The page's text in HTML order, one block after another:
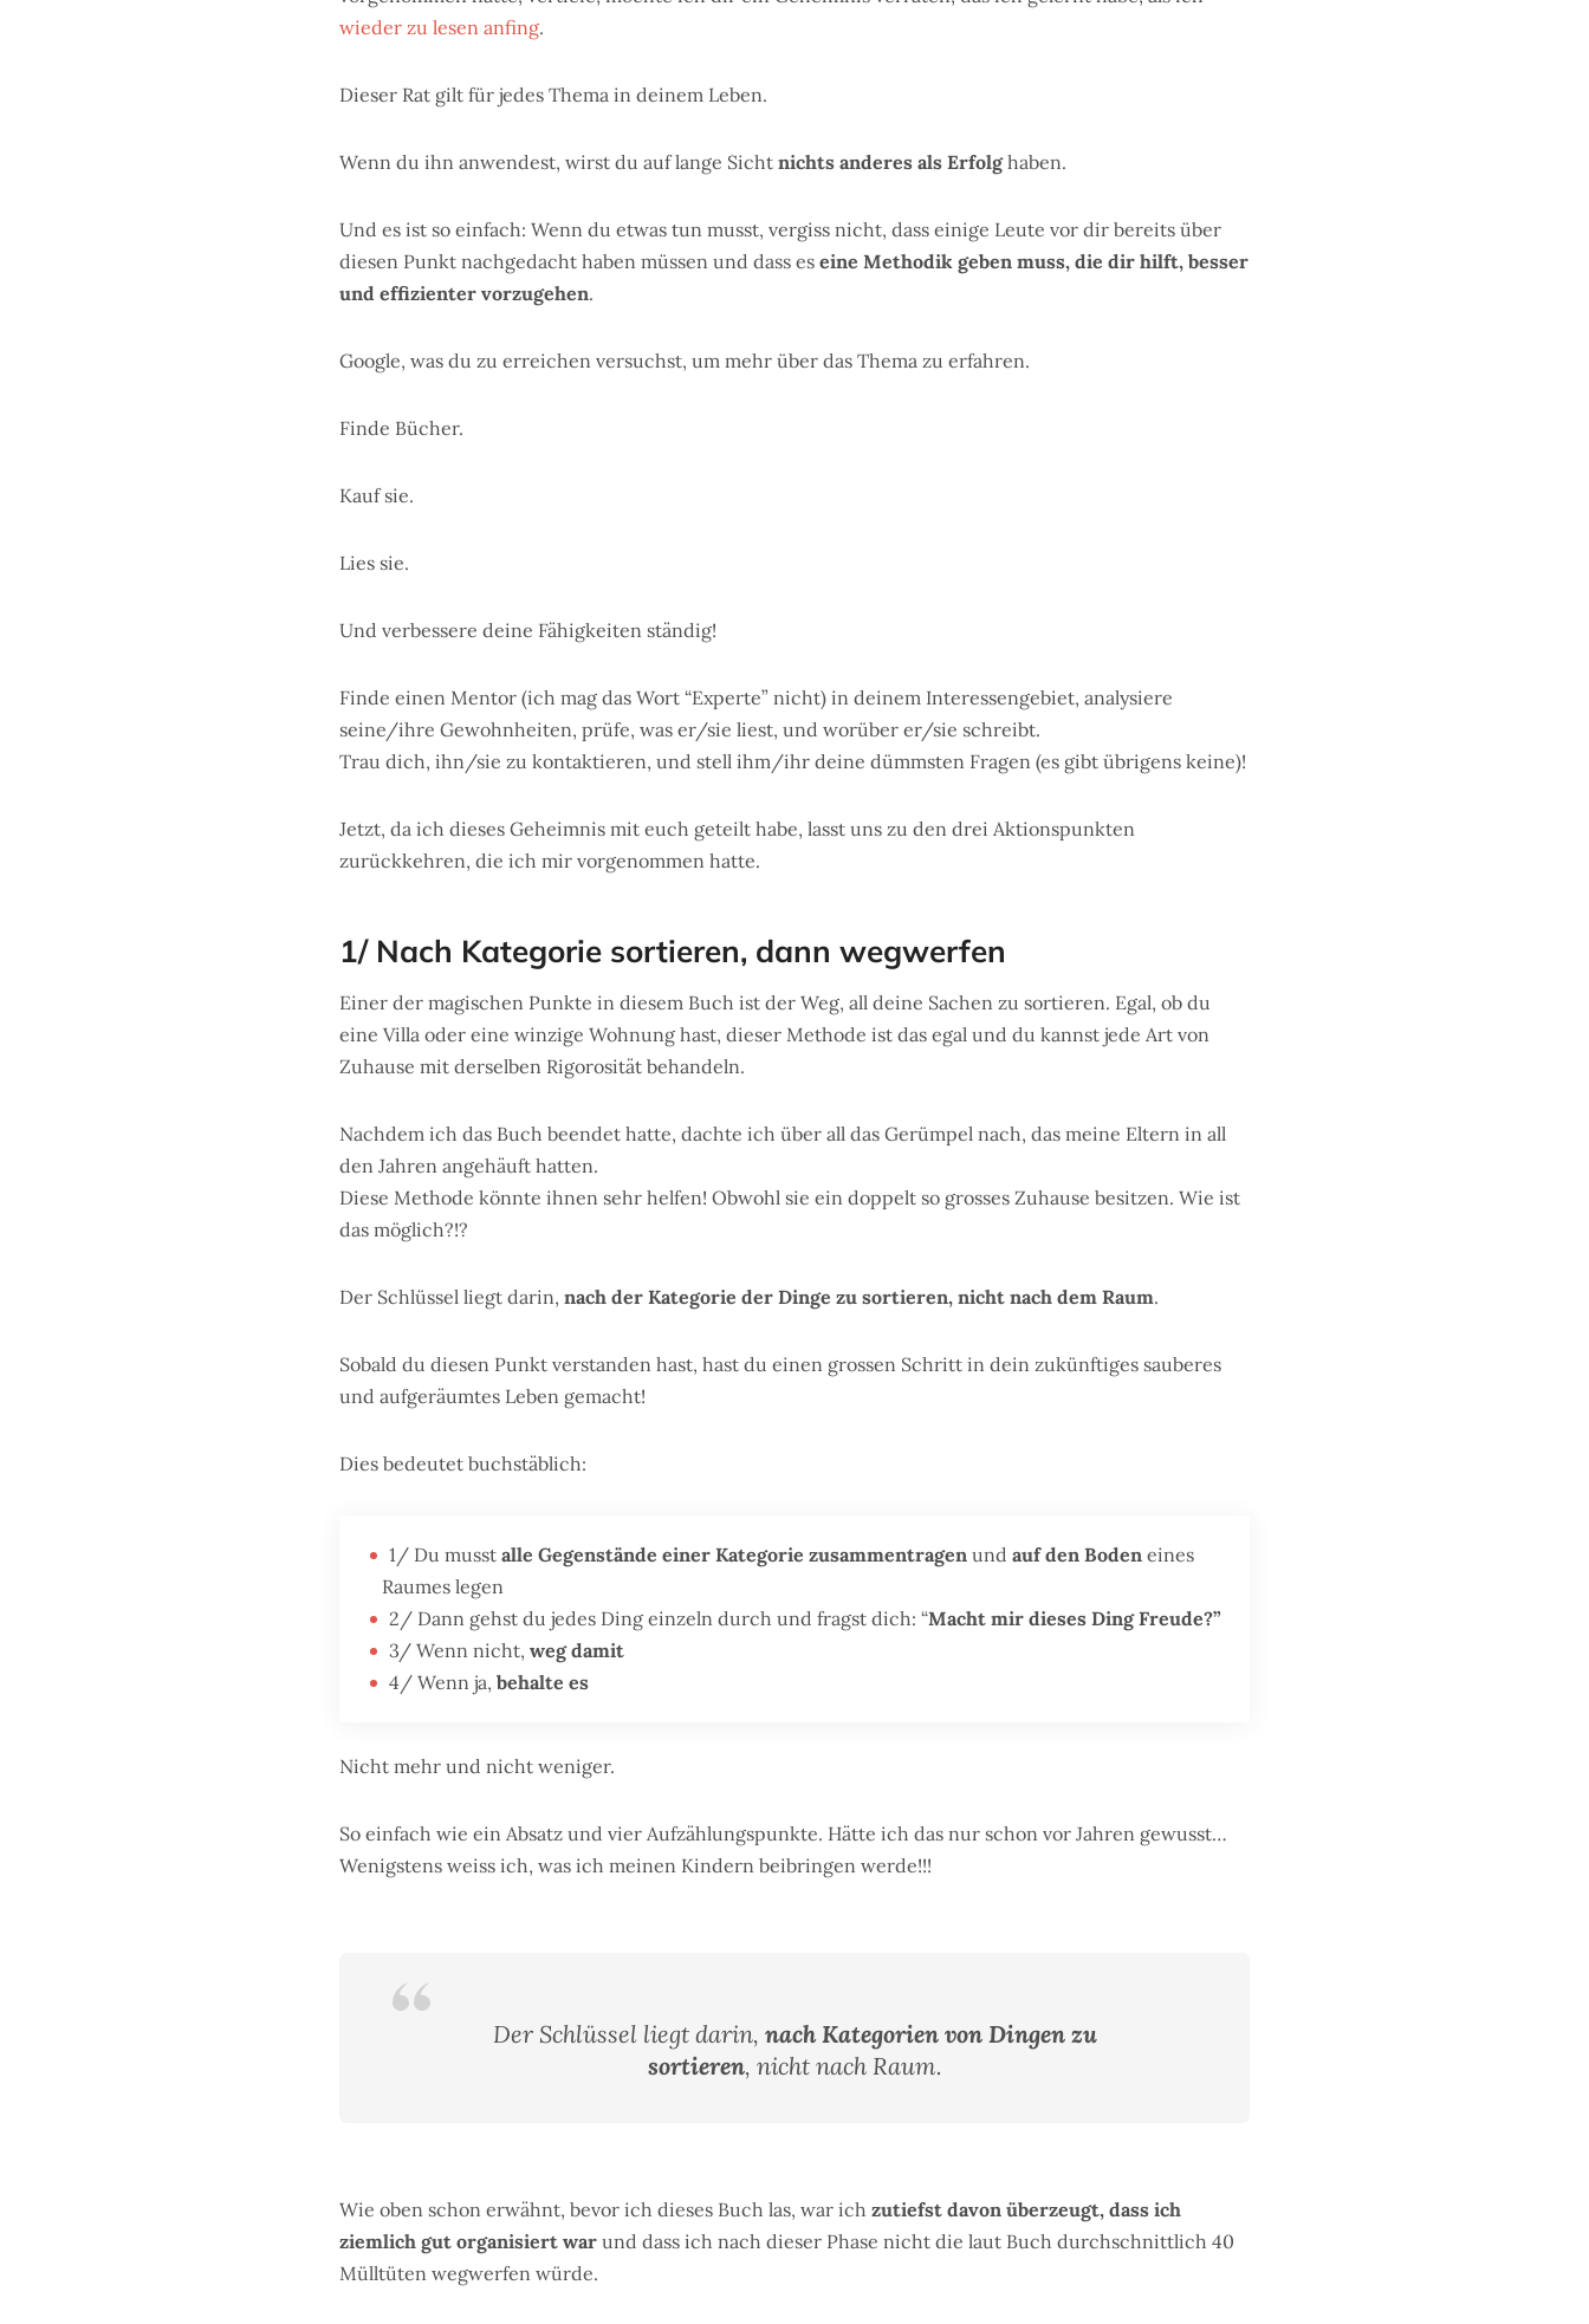
wieder zu lesen anfing.
Dieser Rat gilt für jedes Thema in deinem Leben.
Wenn du ihn anwendest, wirst du auf lange Sicht nichts anderes als Erfolghaben.
Und es ist so einfach: Wenn du etwas tun musst, vergiss nicht, dass einige Leute vor dir bereits über
diesen Punkt nachgedacht haben müssen und dass es eine Methodik geben muss, die dir hilft, besser
und effizienter vorzugehen.
Google, was du zu erreichen versuchst, um mehr über das Thema zu erfahren.
Finde Bücher.
Kauf sie.
Lies sie.
Und verbessere deine Fähigkeiten ständig!
Finde einen Mentor (ich mag das Wort “Experte” nicht) in deinem Interessengebiet, analysiere
seine/ihre Gewohnheiten, prüfe, was er/sie liest, und worüber er/sie schreibt.
Trau dich, ihn/sie zu kontaktieren, und stell ihm/ihr deine dümmsten Fragen (es gibt übrigens keine)!
Jetzt, da ich dieses Geheimnis mit euch geteilt habe, lasst uns zu den drei Aktionspunkten
zurückkehren, die ich mir vorgenommen hatte.
1/ Nach Kategorie sortieren, dann wegwerfen
Einer der magischen Punkte in diesem Buch ist der Weg, all deine Sachen zu sortieren. Egal, ob du
eine Villa oder eine winzige Wohnung hast, dieser Methode ist das egal und du kannst jede Art von
Zuhause mit derselben Rigorosität behandeln.
Nachdem ich das Buch beendet hatte, dachte ich über all das Gerümpel nach, das meine Eltern in all
den Jahren angehäuft hatten.
Diese Methode könnte ihnen sehr helfen! Obwohl sie ein doppelt so grosses Zuhause besitzen. Wie ist
das möglich?!?
Der Schlüssel liegt darin, nach der Kategorie der Dinge zu sortieren, nicht nach dem Raum.
Sobald du diesen Punkt verstanden hast, hast du einen grossen Schritt in dein zukünftiges sauberes
und aufgeräumtes Leben gemacht!
Dies bedeutet buchstäblich:
1/ Du musst alle Gegenstände einer Kategorie zusammentragen und auf den Boden eines
Raumes legen
2/ Dann gehst du jedes Ding einzeln durch und fragst dich: “Macht mir dieses Ding Freude?”
3/ Wenn nicht, weg damit
4/ Wenn ja, behalte es
Nicht mehr und nicht weniger.
So einfach wie ein Absatz und vier Aufzählungspunkte. Hätte ich das nur schon vor Jahren gewusst…
Wenigstens weiss ich, was ich meinen Kindern beibringen werde!!!
Der Schlüssel liegt darin, nach Kategorien von Dingen zu
sortieren, nicht nach Raum.
Wie oben schon erwähnt, bevor ich dieses Buch las, war ich zutiefst davon überzeugt, dass ich
ziemlich gut organisiert war und dass ich nach dieser Phase nicht die laut Buch durchschnittlich 40
Mülltüten wegwerfen würde.